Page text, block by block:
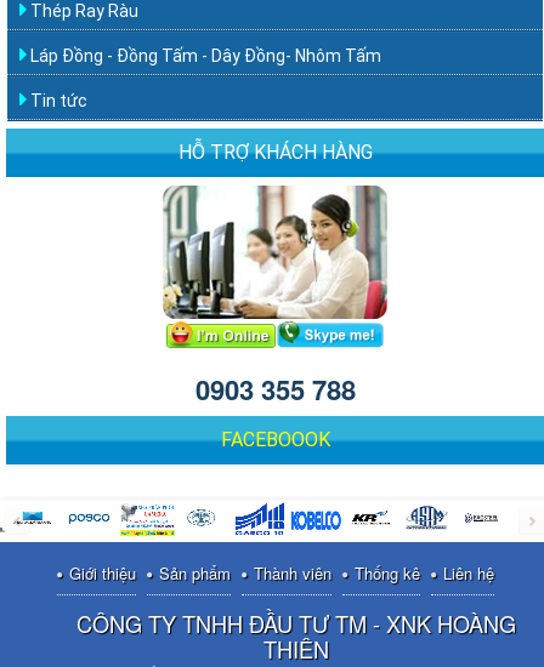
Thép Ray Ràu
Láp Đồng - Đồng Tấm - Dây Đồng- Nhôm Tấm
Tin tức
HỖ TRỢ KHÁCH HÀNG
0903 355 788
FACEBOOOK
Giới thiệu Sản phẩm Thành viên Thống kê Liên hệ
CÔNG TY TNHH ĐẦU TƯ TM - XNK HOÀNG
THIÊN